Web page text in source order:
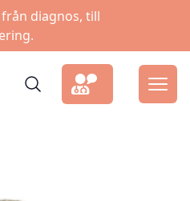
diagnos, till